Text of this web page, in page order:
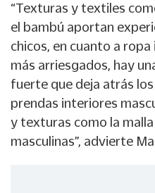
“Texturas y textiles
el bambú aportan
chicos, en cuanto a
más arriesgados, hay
fuerte que deja atrás
prendas interiores
y texturas como la
masculinas”, advierte